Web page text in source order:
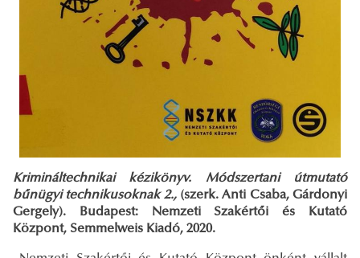
Krimináltechnikai kézikönyv. Módszertani útmutató
bűnügyi technikusoknak 2., (szerk. Anti Csaba, Gárdonyi
Gergely). Budapest: Nemzeti Szakértői és Kutató
Központ, Semmelweis Kiadó, 2020.